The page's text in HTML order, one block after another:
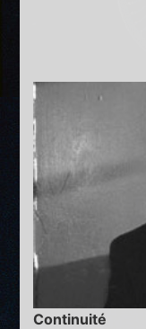
Continuité